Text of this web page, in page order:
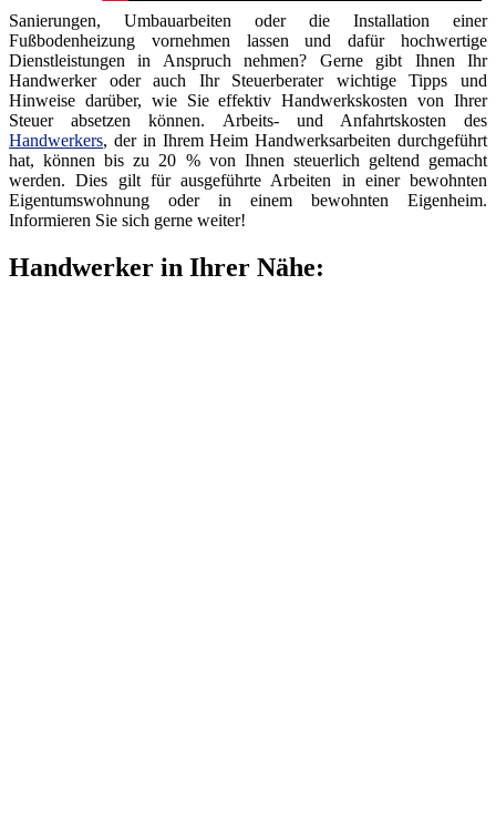
Sanierungen, Umbauarbeiten oder die Installation einer
Fußbodenheizung vornehmen lassen und dafür hochwertige
Dienstleistungen in Anspruch nehmen? Gerne gibt Ihnen Ihr
Handwerker oder auch Ihr Steuerberater wichtige Tipps und
Hinweise darüber, wie Sie effektiv Handwerkskosten von Ihrer
Steuer absetzen können. Arbeits- und Anfahrtskosten des
Handwerkers, der in Ihrem Heim Handwerksarbeiten durchgeführt
hat, können bis zu 20 % von Ihnen steuerlich geltend gemacht
werden. Dies gilt für ausgeführte Arbeiten in einer bewohnten
Eigentumswohnung oder in einem bewohnten Eigenheim.
Informieren Sie sich gerne weiter!
Handwerker in Ihrer Nähe: